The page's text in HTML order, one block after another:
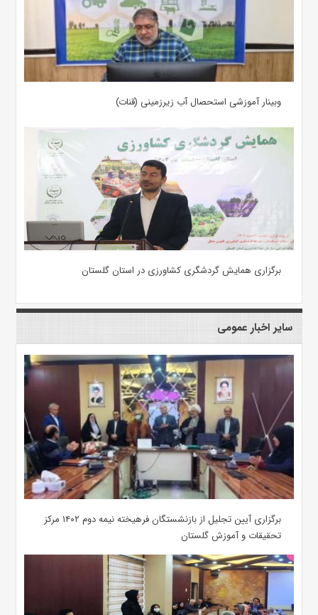
وبینار آموزشی استحصال آب زیرزمینی (قنات)
برگزاری همایش گردشگری کشاورزی در استان گلستان
سایر اخبار عمومی
برگزاری آیین تجلیل از بازنشستگان فرهیخته نیمه دوم ۱۴۰۲ مرکز
تحقیقات و آموزش گلستان